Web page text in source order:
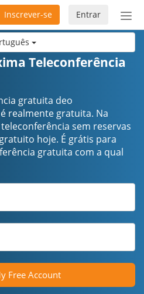
Entrar
Inscrever-se
Teleconferência
gratuita deo
realmente gratuita. Na
sem reservas
hoje. É grátis para
gratuita com a qual
Free Account